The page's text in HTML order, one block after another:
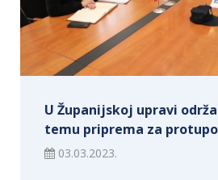
U Županijskoj upravi
temu priprema za
03.03.2023.